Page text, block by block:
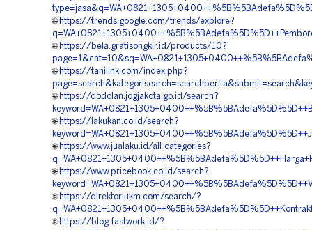
🌐 https://trends.google.com/trends/explore?
🌐 https://bela.gratisongkir.id/products/10?
🌐 https://tanilink.com/index.php?
🌐 https://dodolan.jogjakota.go.id/search?
🌐 https://lakukan.co.id/search?
🌐 https://www.jualaku.id/all-categories?
🌐 https://www.pricebook.co.id/search?
🌐 https://direktoriukm.com/search/?
🌐 https://blog.fastwork.id/?